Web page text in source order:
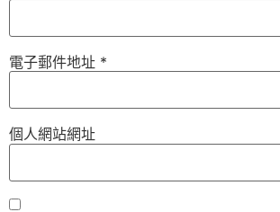
電子郵件地址 *
個人網站網址